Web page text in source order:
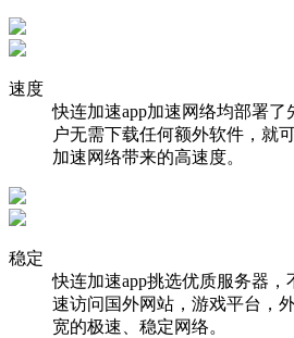
速度
快连加速app加速网络均部署了
户无需下载任何额外软件，就
加速网络带来的高速度。
稳定
快连加速app挑选优质服务器
速访问国外网站，游戏平台，
宽的极速、稳定网络。